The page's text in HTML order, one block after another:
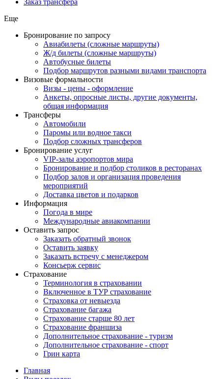
Заказ трансфера
Еще
Бронирование по запросу
Авиабилеты (сложные маршруты)
Ж/д билеты (сложные маршруты)
Автобусные билеты
Подбор маршрутов разными видами транспорта
Визовые формальности
Визы - цены - оформление
Анкеты, опросные листы, другие документы,
общая информация
Трансферы
Автомобили
Паромы или водное такси
Подбор сложных трансферов
Бронирование услуг
VIP-залы аэропортов мира
Бронирование и подбор столиков в ресторанах
Подбор залов и организация проведения
мероприятий
Доставка цветов и подарков
Информация
Погода в мире
Международные авиакомпании
Оставить запрос
Заказать обратный звонок
Оставить заявку
Заказать встречу с менеджером
Консьерж сервис
Страхование
Терминология в страховании
Включенное в ТУР страхование
Страховка от невыезда
Страхование багажа
Страхование старше 80 лет
Страхование франшиза
Дополнительное страхование - туризм
Дополнительное страхование - спорт
Грин карта
Главная